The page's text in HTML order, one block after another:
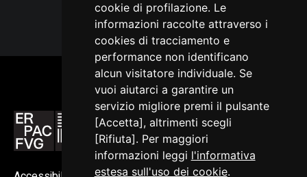
cookie di profilazione. Le
informazioni raccolte attraverso i
cookies di tracciamento e
performance non identificano
alcun visitatore individuale. Se
vuoi aiutarci a garantire un
servizio migliore premi il pulsante
[Accetta], altrimenti scegli
[Rifiuta]. Per maggiori
informazioni leggi l'informativa
estesa sull'uso dei cookie.